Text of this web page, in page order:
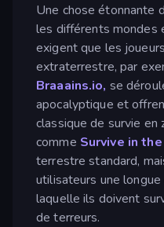
Une chose étonnante
les différents mondes
exigent que les
extraterrestre, par
Braaains.io, se
apocalyptique et
classique de survie
comme Survive in
terrestre standard,
utilisateurs une
laquelle ils doivent
de terreurs.